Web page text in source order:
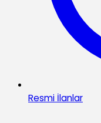
Resmi İlanlar